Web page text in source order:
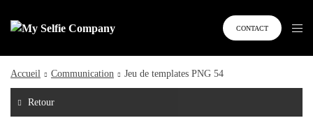
CONTACT
Accueil Communication Jeu de templates PNG 54
Retour